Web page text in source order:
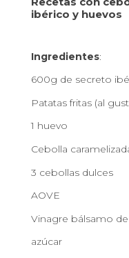
ibérico y huevos
Ingredientes:
600g de secreto
Patatas fritas (al
1 huevo
Cebolla
3 cebollas dulces
AOVE
Vinagre bálsamo
azúcar